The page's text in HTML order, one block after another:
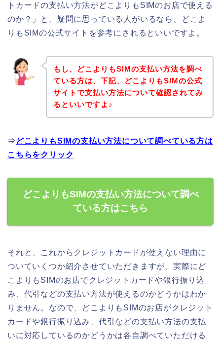
トカードの支払い方法がどこよりもSIMのお店で使える
のか？」と、疑問に思っている人がいるなら、どこよ
りもSIMの公式サイトを参考にされるといいですよ。
もし、どこよりもSIMの支払い方法を調べ
ている方は、下記、どこよりもSIMの公式
サイトで支払い方法について確認されてみ
るといいですよ♪
⇒ どこよりもSIMの支払い方法について調べている方は
こちらをクリック
どこよりもSIMの支払い方法について調べ
ている方はこちら
それと、これからクレジットカードが使えない理由に
ついていくつか紹介させていただきますが、実際にど
こよりもSIMのお店でクレジットカードや銀行振り込
み、代引などの支払い方法が使えるのかどうかはわか
りません。なので、どこよりもSIMのお店がクレジット
カードや銀行振り込み、代引などの支払い方法の支払
いに対応しているのかどうかは各自調べていただける